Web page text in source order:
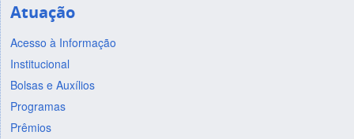
Atuação
Acesso à Informação
Institucional
Bolsas e Auxílios
Programas
Prêmios